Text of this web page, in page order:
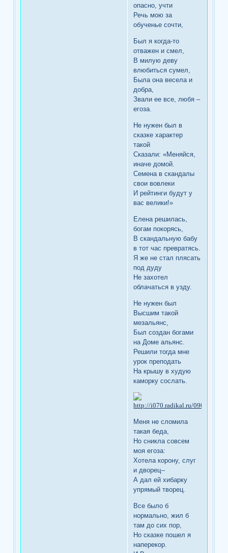
опасно, учти
Речь мою за
обученье сочти,
Был я когда-то
отважен и смел,
В милую деву
влюбиться сумел,
Была она весела и
добра,
Звали ее все, любя –
егоза.
Не нужен был в
сказке характер
такой
Сказали: «Меняйся,
иначе домой.
Семена в скандалы
свои вовлеки
И рейтинги будут у
вас велики!»
Елена решилась,
богам покорясь,
В скандальную бабу
в тот час превратясь.
Я же не стал плясать
под дуду
Не захотел
облачаться в узду.
Не нужен был
Высшим такой
мезальянс,
Был создан богами
на Доме альянс.
Решили тогда мне
урок преподать
На крышу в худую
каморку сослать.
Меня не сломила
такая беда,
Но сникла совсем
моя егоза:
Хотела корону, слуг
и дворец--
А дал ей хибарку
упрямый творец.
Все было б
нормально, жил б
там до сих пор,
Но сказке пошел я
наперекор.